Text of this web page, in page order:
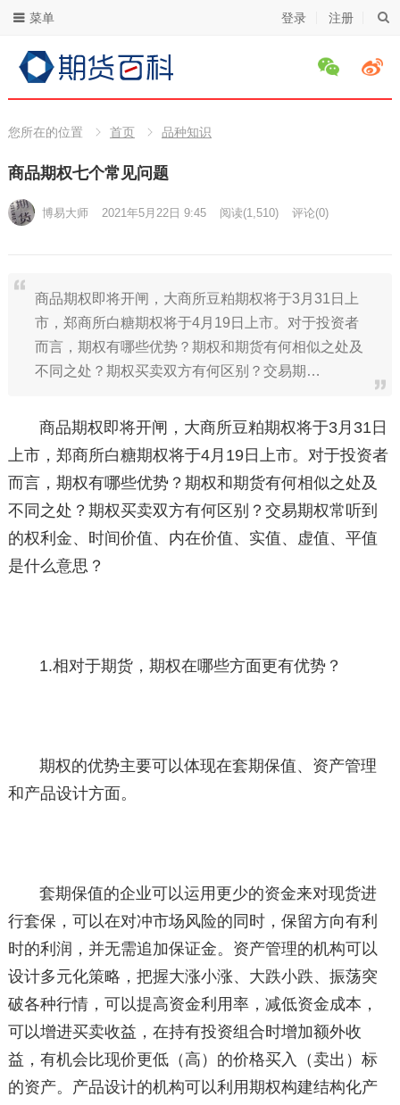
登录 注册
菜单
您所在的位置 首页 品种知识
商品期权七个常见问题
博易大师 2021年5月22日 9:45 阅读(1,510) 评论(0)
商品期权即将开闸，大商所豆粕期权将于3月31日上
市，郑商所白糖期权将于4月19日上市。对于投资者
而言，期权有哪些优势？期权和期货有何相似之处及
不同之处？期权买卖双方有何区别？交易期…
商品期权即将开闸，大商所豆粕期权将于3月31日
上市，郑商所白糖期权将于4月19日上市。对于投资者
而言，期权有哪些优势？期权和期货有何相似之处及
不同之处？期权买卖双方有何区别？交易期权常听到
的权利金、时间价值、内在价值、实值、虚值、平值
是什么意思？
1.相对于期货，期权在哪些方面更有优势？
期权的优势主要可以体现在套期保值、资产管理
和产品设计方面。
套期保值的企业可以运用更少的资金来对现货进
行套保，可以在对冲市场风险的同时，保留方向有利
时的利润，并无需追加保证金。资产管理的机构可以
设计多元化策略，把握大涨小涨、大跌小跌、振荡突
破各种行情，可以提高资金利用率，减低资金成本，
可以增进买卖收益，在持有投资组合时增加额外收
益，有机会比现价更低（高）的价格买入（卖出）标
的资产。产品设计的机构可以利用期权构建结构化产